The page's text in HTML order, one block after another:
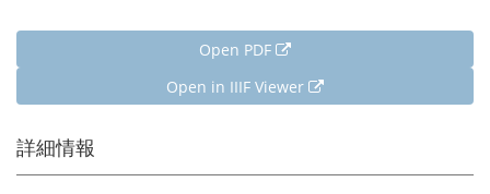
Open PDF
Open in IIIF Viewer
詳細情報